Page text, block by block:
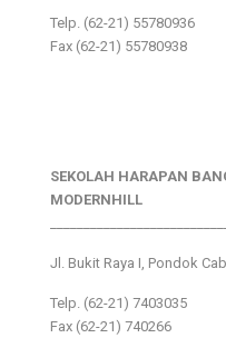
Telp. (62-21) 55780936
Fax (62-21) 55780938
SEKOLAH HARAPAN
MODERNHILL
Jl. Bukit Raya I, Pondok
Telp. (62-21) 7403035
Fax (62-21) 740266